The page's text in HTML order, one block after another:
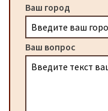
Ваш город
Ваш вопрос